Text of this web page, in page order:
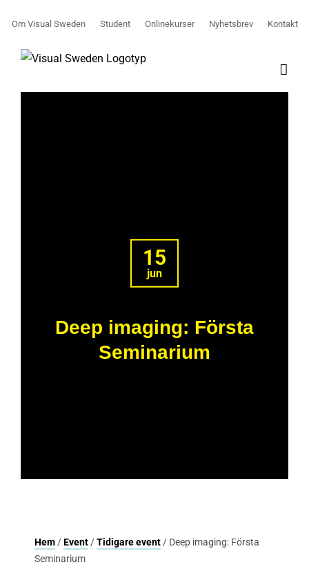
innehållet
Om Visual Sweden Student Onlinekurser Nyhetsbrev Kontakt
15
jun
Deep imaging: Första
Seminarium
Hem/Event/Tidigare event/ Deep imaging: Första
Seminarium